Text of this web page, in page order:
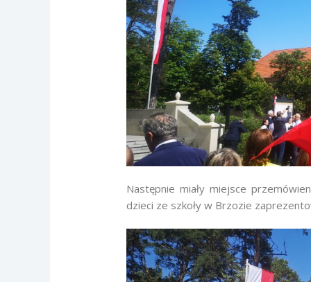
Następnie miały miejsce
dzieci ze szkoły w Brzozie